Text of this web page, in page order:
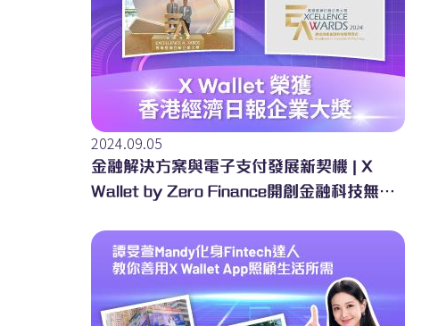
2024.09.05
金融解決方案與電子支付發展新契機 | X
Wallet by Zero Finance開創金融科技無限